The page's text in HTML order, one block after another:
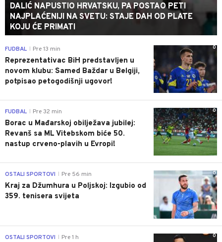
DALIĆ NAPUSTIO HRVATSKU, PA POSTAO PETI
NAJPLAĆENIJI NA SVETU: STAJE DAH OD PLATE
KOJU ĆE PRIMATI
0
FUDBAL Pre 13 min
Reprezentativac BiH predstavljen u
novom klubu: Samed Baždar u Belgiji,
potpisao petogodišnji ugovor!
0
FUDBAL Pre 32 min
Borac u Mađarskoj obilježava jubilej:
Revanš sa ML Vitebskom biće 50.
nastup crveno-plavih u Evropi!
0
OSTALI SPORTOVI Pre 56 min
Kraj za Džumhura u Poljskoj: Izgubio od
359. tenisera svijeta
0
OSTALI SPORTOVI Pre 1 h